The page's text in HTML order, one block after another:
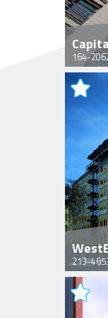
164-
213-